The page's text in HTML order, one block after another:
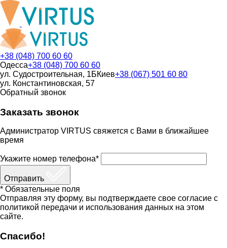
+38 (048) 700 60 60
Одесса+38 (048) 700 60 60
ул. Судостроительная, 1БКиев+38 (067) 501 60 80
ул. Константиновская, 57
Обратный звонок
Заказать звонок
Администратор VIRTUS свяжется с Вами в ближайшее
время
Укажите номер телефона*
Отправить
* Обязательные поля
Отправляя эту форму, вы подтверждаете свое согласие с
политикой передачи и использования данных на этом
сайте.
Спасибо!